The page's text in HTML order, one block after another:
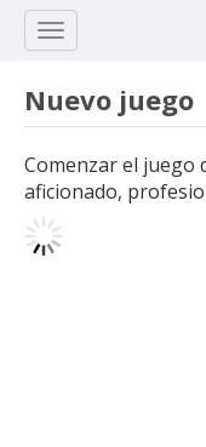
Nuevo juego
Comenzar el juego
aficionado,